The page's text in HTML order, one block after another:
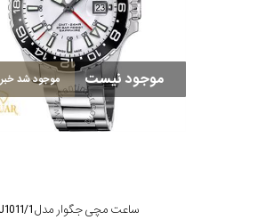
موجود نیست موجود شد
ساعت مچی جگوار مدل J1011/1